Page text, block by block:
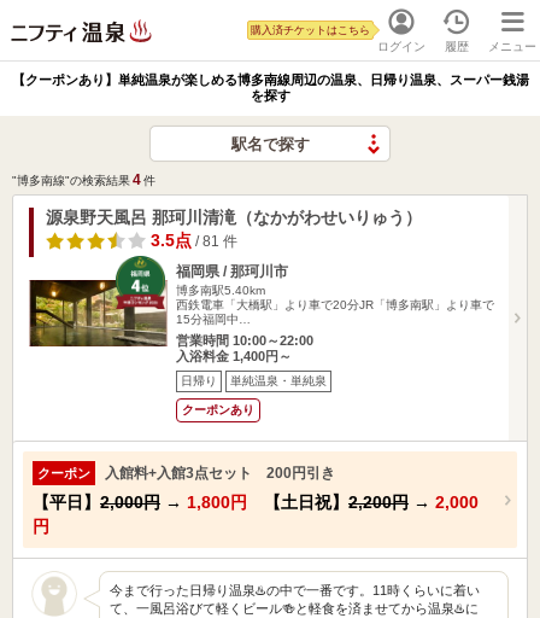
ログイン
購入済チケットはこちら
履歴 メニュー
【クーポンあり】単純温泉が楽しめる博多南線周辺の温泉、日帰り温泉、スーパー銭湯
を探す
駅名で探す
"博多南線"の検索結果4件
源泉野天風呂 那珂川清滝（なかがわせいりゅう）
3.5点 / 81 件
福岡県 / 那珂川市
博多南駅5.40km
西鉄電車「大橋駅」より車で20分JR「博多南駅」より車で
15分福岡中…
営業時間 10:00～22:00
入浴料金 1,400円～
日帰り 単純温泉・単純泉
クーポンあり
クーポン 入館料+入館3点セット 200円引き
【平日】 2,000円 → 1,800円 【土日祝】 2,200円 → 2,000
円
今まで行った日帰り温泉♨️の中で一番です。11時くらいに着い
て、一風呂浴びて軽くビール🍻と軽食を済ませてから温泉♨️に